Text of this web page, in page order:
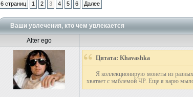
6 страниц 1 2 3 4 5 6 Далее
Ваши увлечения, кто чем увлекается
Alter ego
Цитата: Khavashka
Я коллекционирую монеты из
хватает с эмблемой ЧР. Еще я варю